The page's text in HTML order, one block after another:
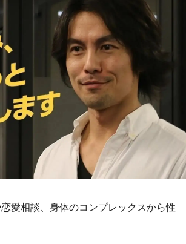
愛相談、身体のコンプレックスから性